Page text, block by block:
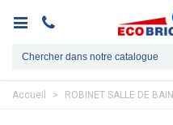
Accueil > ROBINET SALLE DE BAIN